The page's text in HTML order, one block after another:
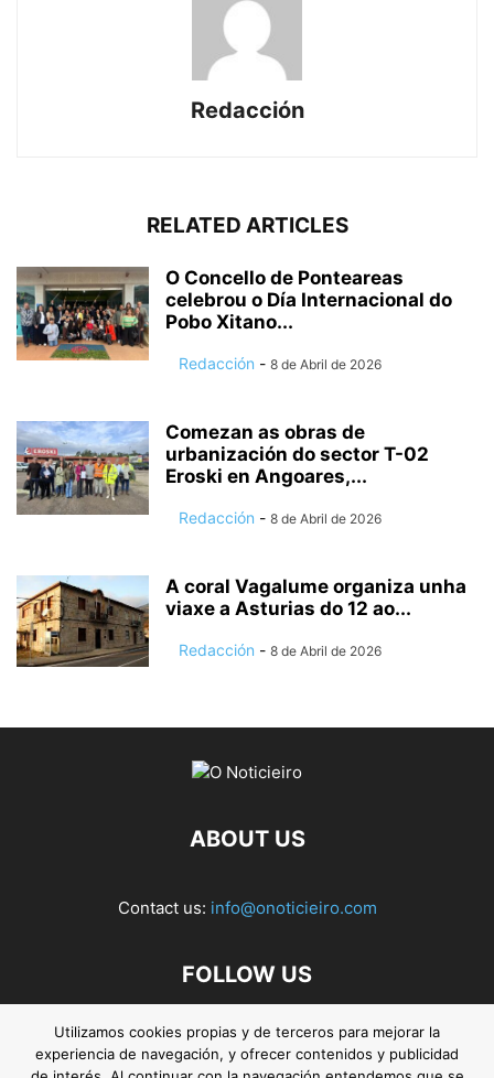
Redacción
RELATED ARTICLES
O Concello de Ponteareas
celebrou o Día Internacional do
Pobo Xitano...
Redacción - 8 de Abril de 2026
Comezan as obras de
urbanización do sector T-02
Eroski en Angoares,...
Redacción - 8 de Abril de 2026
A coral Vagalume organiza unha
viaxe a Asturias do 12 ao...
Redacción - 8 de Abril de 2026
ABOUT US
Contact us: info@onoticieiro.com
FOLLOW US
Utilizamos cookies propias y de terceros para mejorar la
experiencia de navegación, y ofrecer contenidos y publicidad